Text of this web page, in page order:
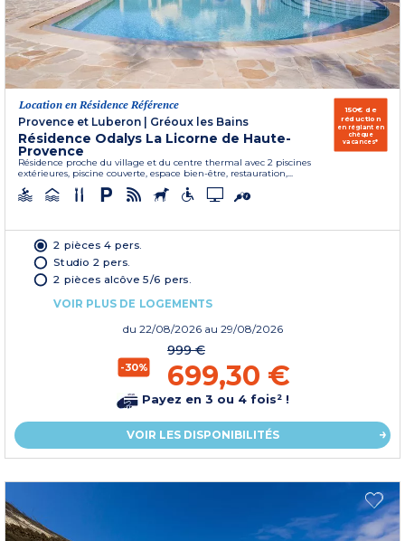
Location en Résidence Référence
Provence et Luberon
Gréoux les Bains
Résidence Odalys La Licorne de Haute-
Provence
Résidence proche du village et du centre thermal avec 2 piscines
extérieures, piscine couverte, espace bien-être, restauration,...
150€ de
réduction
en réglant en
chèque
vacances*
2 pièces 4 pers.
Studio 2 pers.
2 pièces alcôve 5/6 pers.
VOIR PLUS DE LOGEMENTS
du 22/08/2026 au 29/08/2026
-30%
999 €
699,30 €
Payez en 3 ou 4 fois² !
VOIR LES DISPONIBILITÉS